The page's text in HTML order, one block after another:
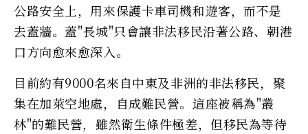
公路安全上，用來保護卡車司機和遊客，而不是
去蓋牆。蓋"長城"只會讓非法移民沿著公路、朝港
口方向愈來愈深入。
目前約有9000名來自中東及非洲的非法移民，聚
集在加萊空地處，自成難民營。這座被稱為"叢
林"的難民營，雖然衛生條件極差，但移民為等待